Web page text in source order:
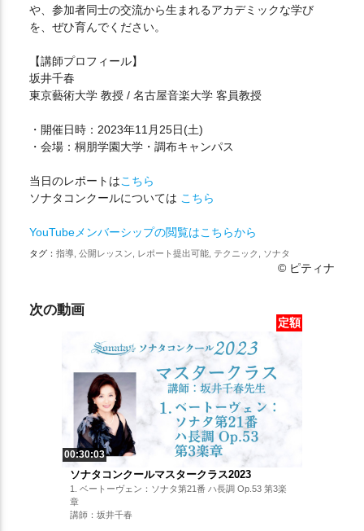
や、参加者同士の交流から生まれるアカデミックな学び
を、ぜひ育んでください。
【講師プロフィール】
坂井千春
東京藝術大学 教授 / 名古屋音楽大学 客員教授
・開催日時：2023年11月25日(土)
・会場：桐朋学園大学・調布キャンパス
当日のレポートはこちら
ソナタコンクールについては こちら
YouTubeメンバーシップの閲覧はこちらから
タグ： 指導, 公開レッスン, レポート提出可能, テクニック, ソナタ
© ピティナ
次の動画
定額
00:30:03
ソナタコンクールマスタークラス2023
1. ベートーヴェン：ソナタ第21番 ハ長調 Op.53 第3楽
章
講師：坂井千春